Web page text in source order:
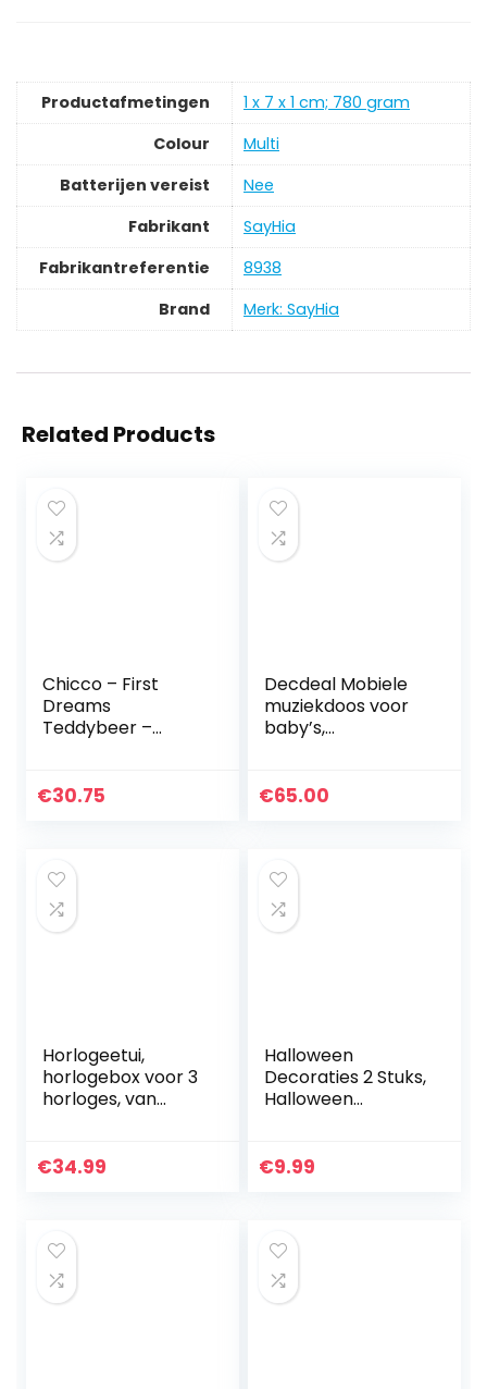
Productafmetingen
‎1 x 7 x 1 cm; 780 gram
Colour
‎Multi
Batterijen vereist
‎Nee
Fabrikant
‎SayHia
Fabrikantreferentie
‎8938
Brand
Merk: SayHia
Related Products
Chicco – First
Dreams
Teddybeer –
Nachtlampje –
€30.75
Decdeal Mobiele
muziekdoos voor
baby’s,
geheugenkaart,
€65.00
Horlogeetui,
horlogebox voor 3
horloges, van
€34.99
Halloween
Decoraties 2 Stuks,
Halloween
Halloween Hoed
Tuin…
€9.99